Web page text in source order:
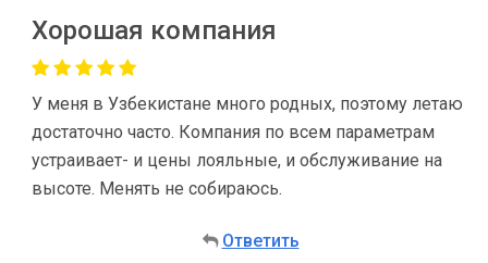
Хорошая компания
У меня в Узбекистане много родных, поэтому летаю
достаточно часто. Компания по всем параметрам
устраивает- и цены лояльные, и обслуживание на
высоте. Менять не собираюсь.
Ответить